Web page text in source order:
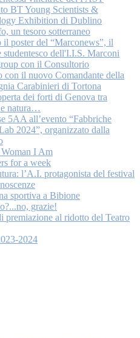
BT Young Scientists &
Exhibition di Dublino
un tesoro sotterraneo
il poster del “Marconews”, il
studentesco dell'I.I.S. Marconi
con il Consultorio
con il nuovo Comandante della
Carabinieri di Tortona
dei forti di Genova tra
e natura…
5AA all’evento “Fabbriche
2024”, organizzato dalla
Woman I Am
for a week
l’A.I. protagonista del festival
sportiva a Bibione
grazie!
premiazione al ridotto del Teatro
2024